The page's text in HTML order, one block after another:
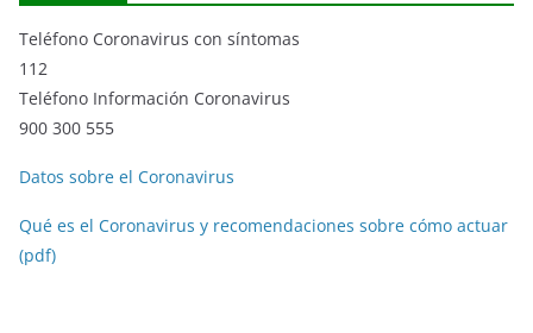
Teléfono Coronavirus con síntomas
112
Teléfono Información Coronavirus
900 300 555
Datos sobre el Coronavirus
Qué es el Coronavirus y recomendaciones sobre cómo actuar
(pdf)